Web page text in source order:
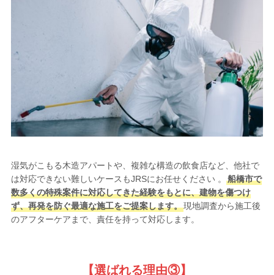
湿気がこもる木造アパートや、複雑な構造の飲食店など、他社で
は対応できない難しいケースもJRSにお任せください 。
船橋市で
数多くの特殊案件に対応してきた経験をもとに、建物を傷つけ
ず、再発を防ぐ最適な施工をご提案します。現地調査から施工後
のアフターケアまで、責任を持って対応します。
【選ばれる理由③】